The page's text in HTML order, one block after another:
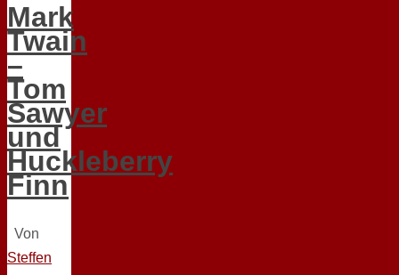
Mark
Twain
–
Tom
Sawyer
und
Huckleberry
Finn
Von
Steffen